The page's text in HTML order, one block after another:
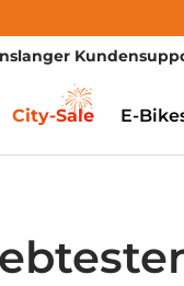
City-Sale E-